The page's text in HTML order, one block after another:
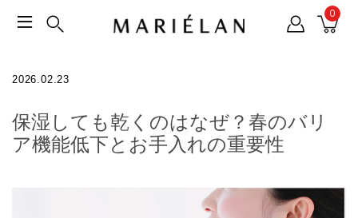
0
2026.02.23
保湿しても乾くのはなぜ？春のバリ
ア機能低下とお手入れの重要性